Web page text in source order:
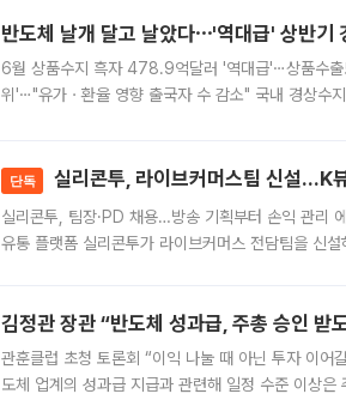
반도체 날개 달고 날았다⋯'역대급' 상반
6월 상품수지 흑자 478.9억달러 '역대급'⋯상품수
위'⋯"유가ㆍ환율 영향 출국자 수 감소" 국내 경상수
단독 실리콘투, 라이브커머스팀 신설…K
실리콘투, 팀장·PD 채용…방송 기획부터 손익 관리
유통 플랫폼 실리콘투가 라이브커머스 전담팀을 신
김정관 장관 “반도체 성과급, 주총 승인 받
관훈클럽 초청 토론회 “이익 나눌 때 아닌 투자 이어
도체 업계의 성과급 지급과 관련해 일정 수준 이상은